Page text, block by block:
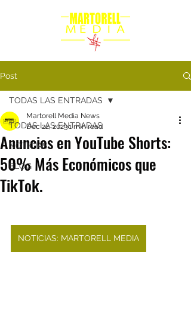
Post
TODAS LAS ENTRADAS
NOTICIAS
BLOG
TODAS LAS ENTRADAS
Anuncios en YouTube Shorts:
50% Más Económicos que
TikTok.
Martorell Media News
Dec 22, 20231 min read
NOTICIAS: MARTORELL MEDIA